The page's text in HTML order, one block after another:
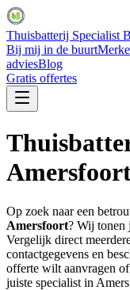
Thuisbatterij Specialist
Bij mij in de buurt
adviesBlog
Gratis offertes
Op zoek naar een
Amersfoort? Wij tonen
Vergelijk direct
contactgegevens en
offerte wilt aanvragen
juiste specialist in